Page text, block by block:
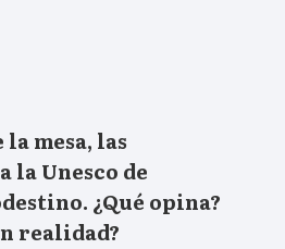
mesa, las
la Unesco de
¿Qué opina?
realidad?